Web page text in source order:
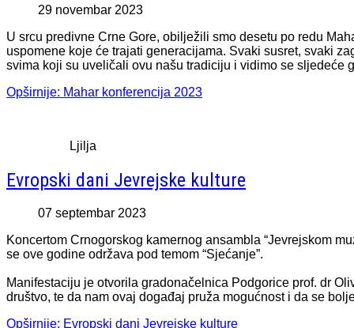
29 novembar 2023
U srcu predivne Crne Gore, obilježili smo desetu po redu
uspomene koje će trajati generacijama. Svaki susret, svaki
svima koji su uveličali ovu našu tradiciju i vidimo se sljedeće
Opširnije: Mahar konferencija 2023
Ljilja
Evropski dani Jevrejske kulture
07 septembar 2023
Koncertom Crnogorskog kamernog ansambla “Jevrejskom
se ove godine održava pod temom “Sjećanje”.
Manifestaciju je otvorila gradonačelnica Podgorice prof. dr
društvo, te da nam ovaj događaj pruža mogućnost i da se
Opširnije: Evropski dani Jevrejske kulture